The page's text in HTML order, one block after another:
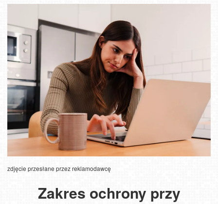
zdjęcie przesłane przez reklamodawcę
Zakres ochrony przy